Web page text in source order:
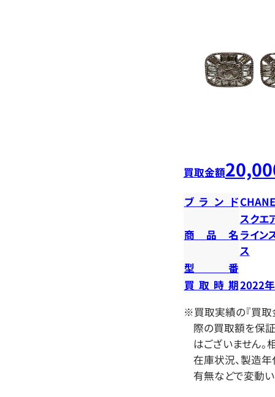
買取金額
ブランド
商品名
スクエ
ライン
ス
型番
買取時期2022
※買取実績の『買取
際の買取額を保
はございません。
在庫状況、製造年
有無などで変動い